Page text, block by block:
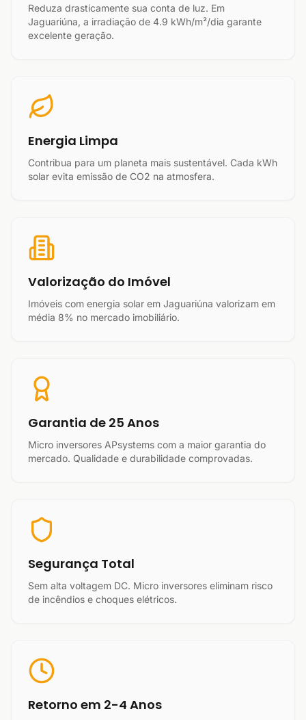
Reduza drasticamente sua conta de luz. Em
Jaguariúna, a irradiação de 4.9 kWh/m²/dia garante
excelente geração.
Energia Limpa
Contribua para um planeta mais sustentável. Cada kWh
solar evita emissão de CO2 na atmosfera.
Valorização do Imóvel
Imóveis com energia solar em Jaguariúna valorizam em
média 8% no mercado imobiliário.
Garantia de 25 Anos
Micro inversores APsystems com a maior garantia do
mercado. Qualidade e durabilidade comprovadas.
Segurança Total
Sem alta voltagem DC. Micro inversores eliminam risco
de incêndios e choques elétricos.
Retorno em 2-4 Anos